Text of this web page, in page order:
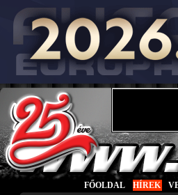
FŐOLDAL HÍREK